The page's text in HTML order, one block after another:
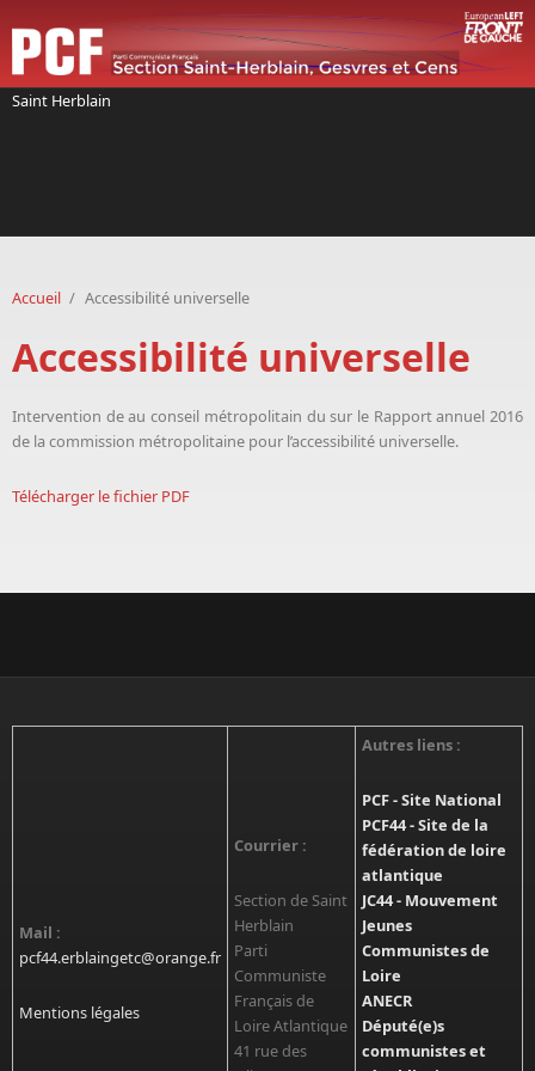
Saint Herblain
Accueil / Accessibilité universelle
Accessibilité universelle
Intervention deau conseil métropolitain du sur le Rapport annuel 2016
de la commission métropolitaine pour l’accessibilité universelle.
Télécharger le fichier PDF
Mail :
pcf44.erblaingetc@orange.fr
Mentions légales
Courrier :
Section de Saint
Herblain
Parti
Communiste
Français de
Loire Atlantique
41 rue des
Autres liens :
PCF - Site National
PCF44 - Site de la
fédération de loire
atlantique
JC44 - Mouvement
Jeunes
Communistes de
Loire
ANECR
Député(e)s
communistes et